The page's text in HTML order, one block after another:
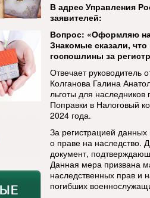
В адрес Управления
заявителей:
Вопрос: «Оформляю
Знакомые сказали,
госпошлины за
Отвечает руководитель
Колганова Галина
льготы для
Поправки в Налоговый
2024 года.
За регистрацией
о праве на наследство.
документ,
Данная мера призвана
наследственных прав и
погибших